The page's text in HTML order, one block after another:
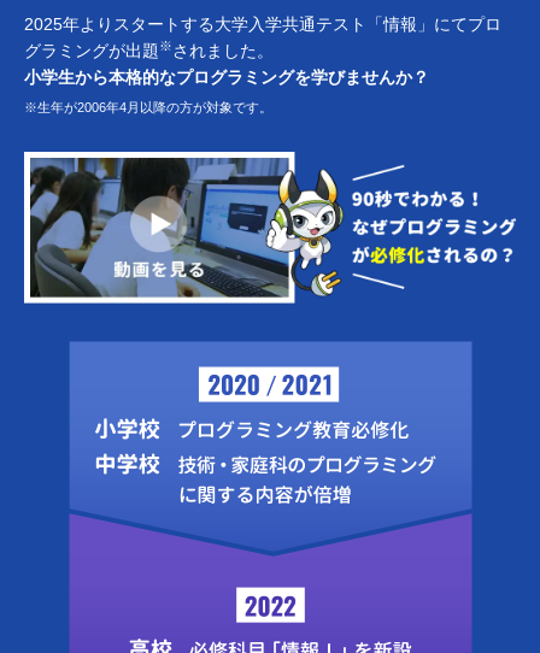
2025年よりスタートする大学入学共通テスト「情報」にてプロ
グラミングが出題※されました。
小学生から本格的なプログラミングを学びませんか？
※生年が2006年4月以降の方が対象です。